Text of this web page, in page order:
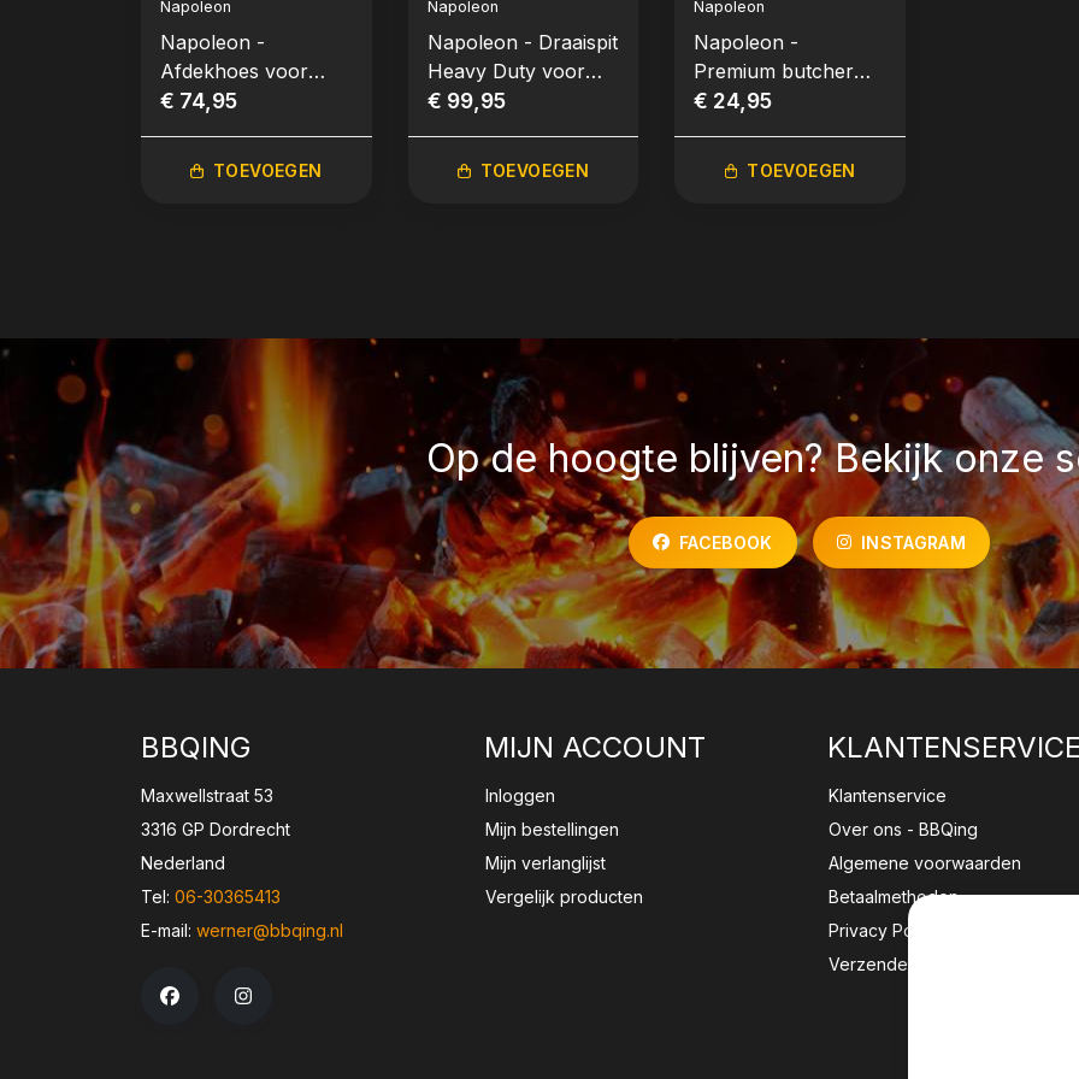
Napoleon
Napoleon -
Afdekhoes voor
houtskool kettle
€ 74,95
TOEVOEGEN
Napoleon
Napoleon - Draaispit
Heavy Duty voor
Houtskool kettle
€ 99,95
TOEVOEGEN
Napoleon
Napoleon -
Premium butcher
paper, 44x2700 cm
€ 24,95
TOEVOEGEN
Op de hoogte blijven? Bekijk onze
FACEBOOK INSTAGRAM
BBQING
Maxwellstraat 53
3316 GP Dordrecht
Nederland
Tel: 06-30365413
E-mail: werner@bbqing.nl
MIJN ACCOUNT
Inloggen
Mijn bestellingen
Mijn verlanglijst
Vergelijk producten
KLANTENSERVICE
Klantenservice
Over ons - BBQing
Algemene voorwaarden
Betaalmethoden
Privacy Policy
Verzenden & retourneren